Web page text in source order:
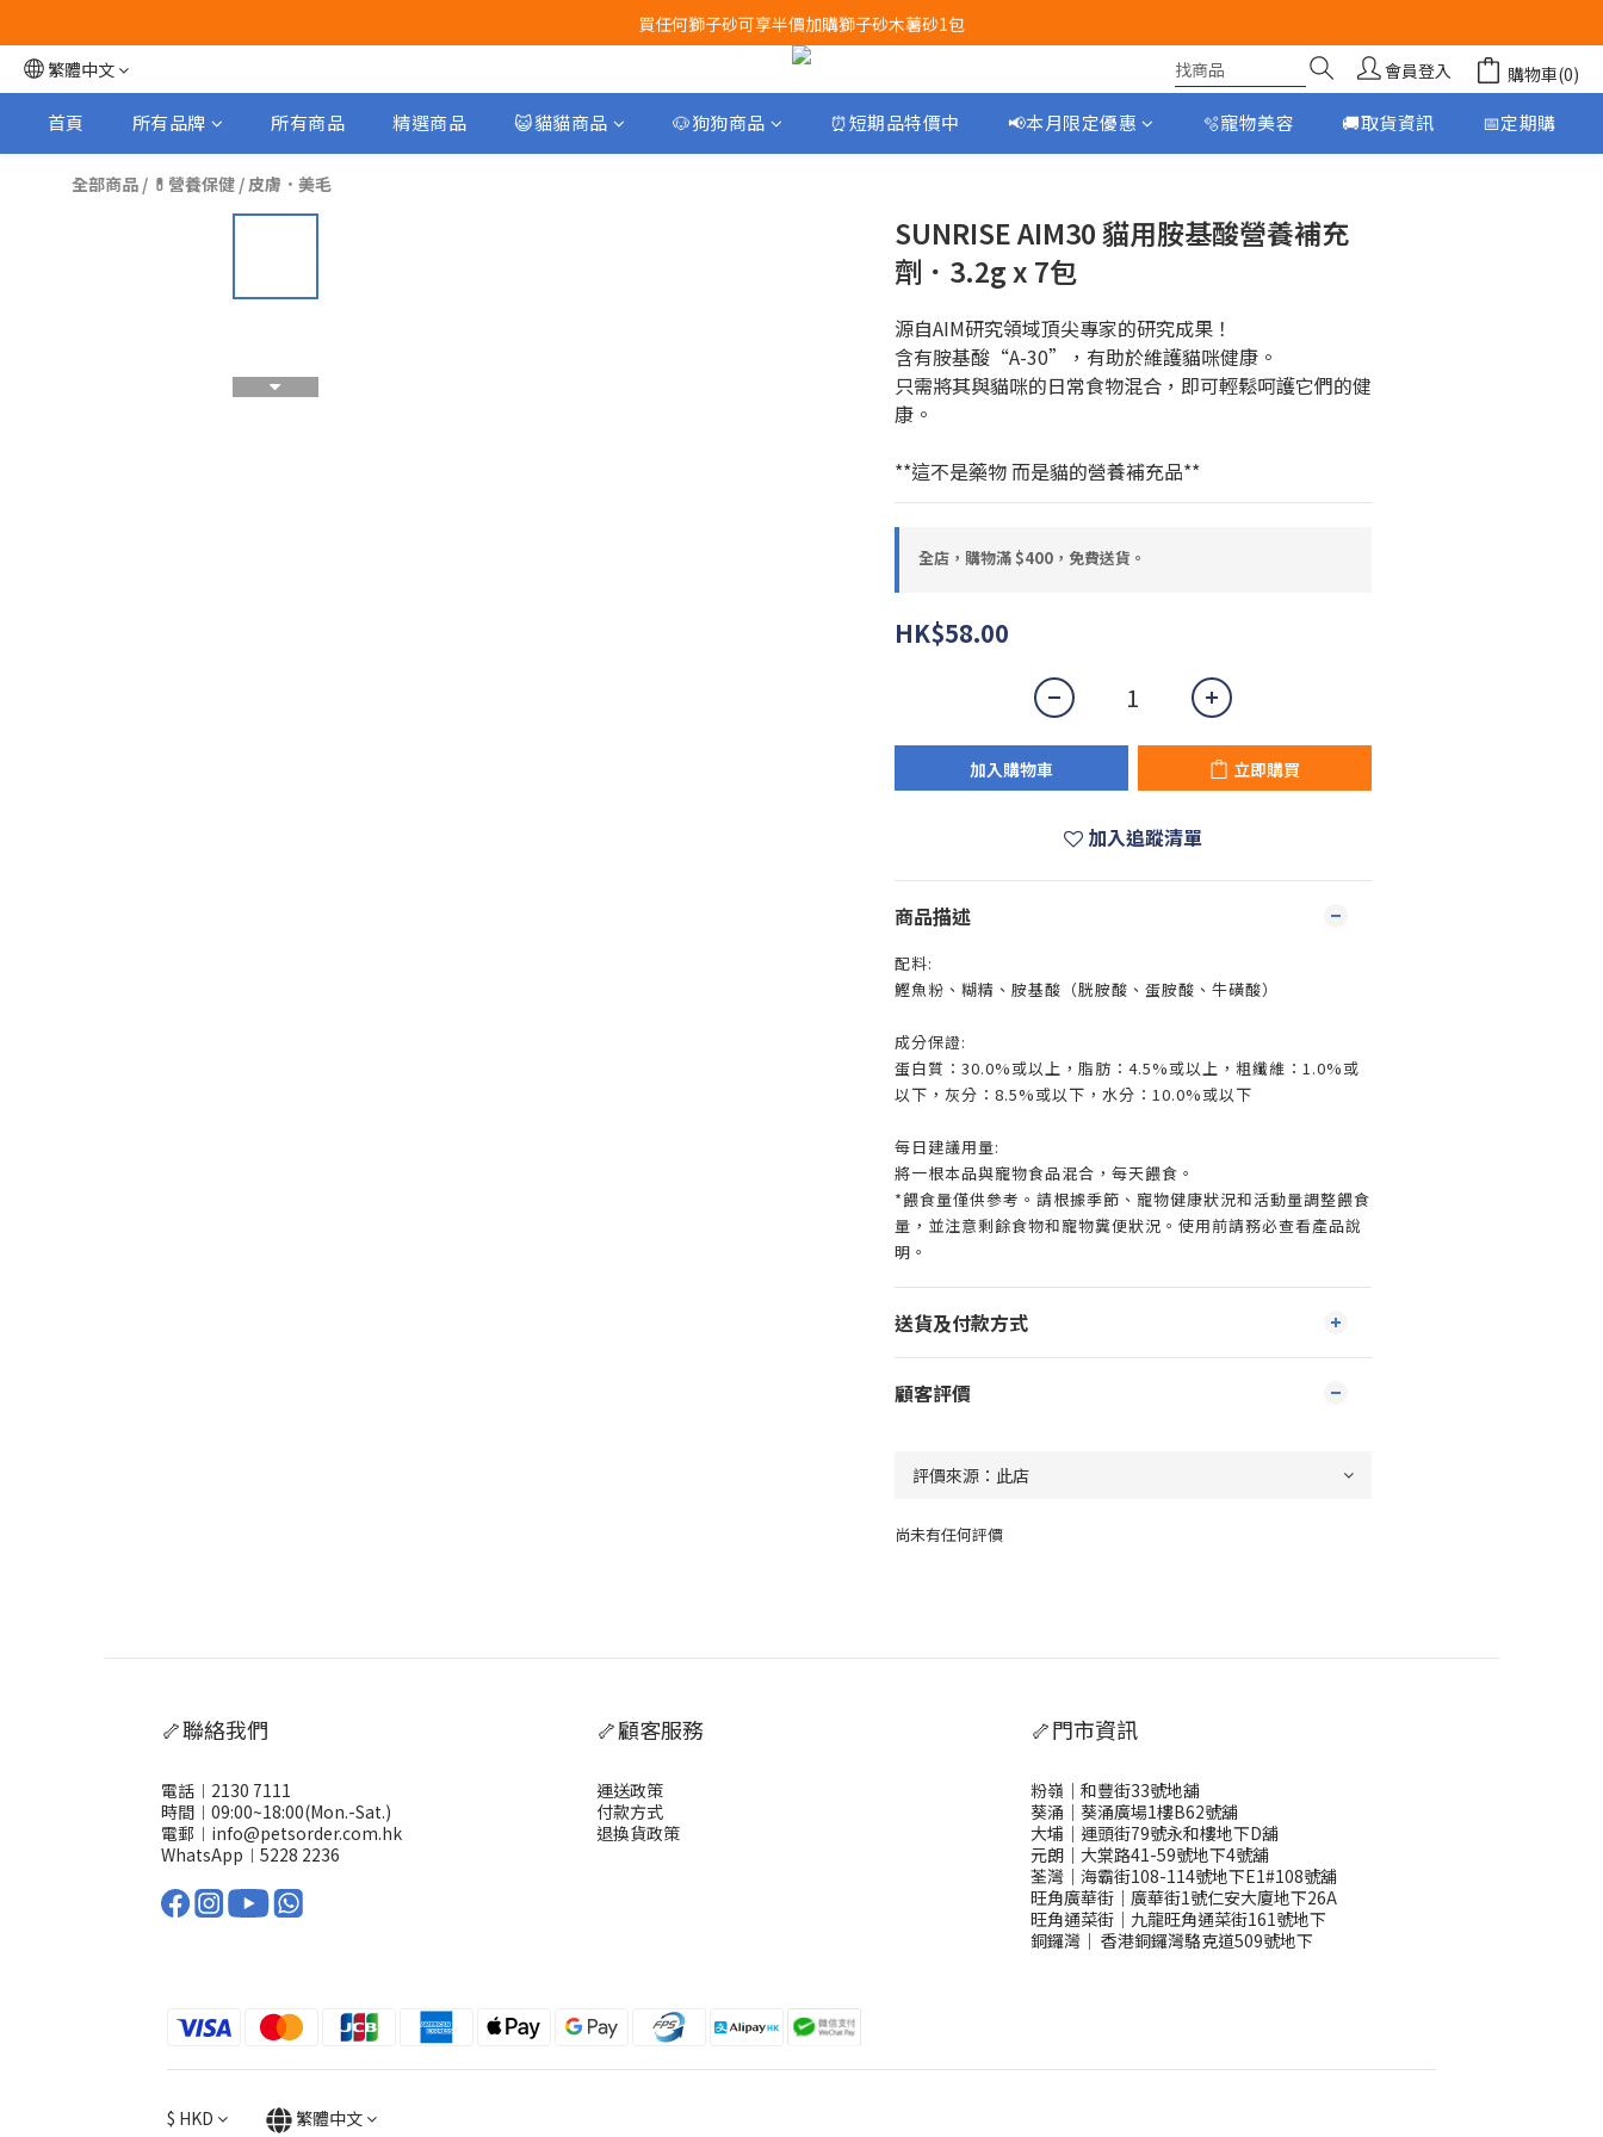
Airbuggy 全線現貨8折！立即點擊火速搶購
買任何獅子砂可享半價加購獅子砂木薯砂1包
Airbuggy 全線現貨8折！立即點擊火速搶購
繁體中文 會員登入 購物車(0)
首頁 所有品牌 所有商品 精選商品 😺貓貓商品 🐶狗狗商品 ⏰短期品特價中 📢本月限定優惠 🫧寵物美容 🚚取貨資訊 📅定期購
全部商品 / 💊營養保健 /皮膚．美毛
SUNRISE AIM30 貓用胺基酸營養補充
劑．3.2g x 7包
源自AIM研究領域頂尖專家的研究成果！
含有胺基酸“A-30”，有助於維護貓咪健康。
只需將其與貓咪的日常食物混合，即可輕鬆呵護它們的健
康。
**這不是藥物 而是貓的營養補充品**
全店，購物滿 $400，免費送貨。
HK$58.00
加入購物車 立即購買
加入追蹤清單
商品描述
配料:
鰹魚粉、糊精、胺基酸（胱胺酸、蛋胺酸、牛磺酸）
成分保證:
蛋白質：30.0%或以上，脂肪：4.5%或以上，粗纖維：1.0%或
以下，灰分：8.5%或以下，水分：10.0%或以下
每日建議用量:
將一根本品與寵物食品混合，每天餵食。
*餵食量僅供參考。請根據季節、寵物健康狀況和活動量調整餵食
量，並注意剩餘食物和寵物糞便狀況。使用前請務必查看產品說
明。
送貨及付款方式
顧客評價
尚未有任何評價
🦴聯絡我們
電話︱2130 7111
時間︱09:00~18:00(Mon.-Sat.)
電郵︱info@petsorder.com.hk
WhatsApp︱ 5228 2236
🦴顧客服務
運送政策
付款方式
退換貨政策
🦴門市資訊
粉嶺｜和豐街33號地舖
葵涌｜葵涌廣場1樓B62號舖
大埔｜運頭街79號永和樓地下D舖
元朗｜大棠路41-59號地下4號舖
荃灣｜海霸街108-114號地下E1#108號舖
旺角廣華街｜廣華街1號仁安大廈地下26A
旺角通菜街｜九龍旺角通菜街161號地下
銅鑼灣 ｜ 香港銅鑼灣駱克道509號地下
$ HKD 繁體中文